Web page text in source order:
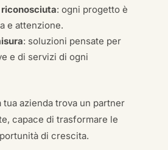
: ogni progetto è
e attenzione.
: soluzioni pensate per
e di servizi di ogni
tua azienda trova un partner
capace di trasformare le
di crescita.